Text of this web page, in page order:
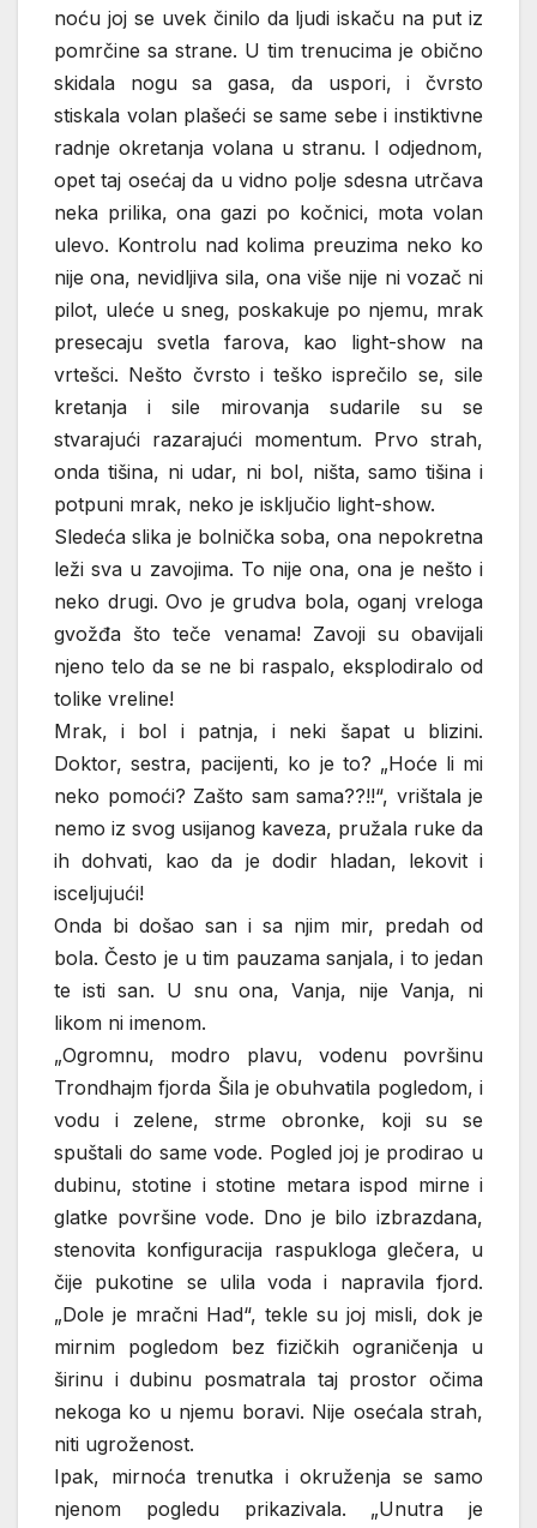
noću joj se uvek činilo da ljudi iskaču na put iz
pomrčine sa strane. U tim trenucima je obično
skidala nogu sa gasa, da uspori, i čvrsto
stiskala volan plašeći se same sebe i instiktivne
radnje okretanja volana u stranu. I odjednom,
opet taj osećaj da u vidno polje sdesna utrčava
neka prilika, ona gazi po kočnici, mota volan
ulevo. Kontrolu nad kolima preuzima neko ko
nije ona, nevidljiva sila, ona više nije ni vozač ni
pilot, uleće u sneg, poskakuje po njemu, mrak
presecaju svetla farova, kao light-show na
vrtešci. Nešto čvrsto i teško isprečilo se, sile
kretanja i sile mirovanja sudarile su se
stvarajući razarajući momentum. Prvo strah,
onda tišina, ni udar, ni bol, ništa, samo tišina i
potpuni mrak, neko je isključio light-show.
Sledeća slika je bolnička soba, ona nepokretna
leži sva u zavojima. To nije ona, ona je nešto i
neko drugi. Ovo je grudva bola, oganj vreloga
gvožđa što teče venama! Zavoji su obavijali
njeno telo da se ne bi raspalo, eksplodiralo od
tolike vreline!
Mrak, i bol i patnja, i neki šapat u blizini.
Doktor, sestra, pacijenti, ko je to? „Hoće li mi
neko pomoći? Zašto sam sama??!!“, vrištala je
nemo iz svog usijanog kaveza, pružala ruke da
ih dohvati, kao da je dodir hladan, lekovit i
isceljujući!
Onda bi došao san i sa njim mir, predah od
bola. Često je u tim pauzama sanjala, i to jedan
te isti san. U snu ona, Vanja, nije Vanja, ni
likom ni imenom.
„Ogromnu, modro plavu, vodenu površinu
Trondhajm fjorda Šila je obuhvatila pogledom, i
vodu i zelene, strme obronke, koji su se
spuštali do same vode. Pogled joj je prodirao u
dubinu, stotine i stotine metara ispod mirne i
glatke površine vode. Dno je bilo izbrazdana,
stenovita konfiguracija raspukloga glečera, u
čije pukotine se ulila voda i napravila fjord.
„Dole je mračni Had“, tekle su joj misli, dok je
mirnim pogledom bez fizičkih ograničenja u
širinu i dubinu posmatrala taj prostor očima
nekoga ko u njemu boravi. Nije osećala strah,
niti ugroženost.
Ipak, mirnoća trenutka i okruženja se samo
njenom pogledu prikazivala. „Unutra je